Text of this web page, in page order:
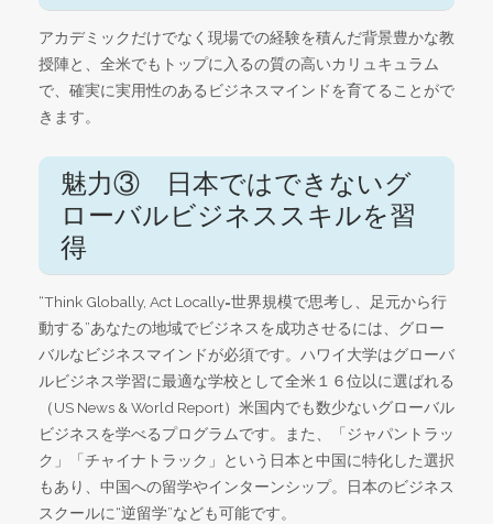
アカデミックだけでなく現場での経験を積んだ背景豊かな教
授陣と、全米でもトップに入るの質の高いカリュキュラム
で、確実に実用性のあるビジネスマインドを育てることがで
きます。
魅力③ 日本ではできないグ
ローバルビジネススキルを習
得
“Think Globally, Act Locally=世界規模で思考し、足元から行
動する”あなたの地域でビジネスを成功させるには、グロー
バルなビジネスマインドが必須です。ハワイ大学はグローバ
ルビジネス学習に最適な学校として全米１６位以に選ばれる
（US News & World Report）米国内でも数少ないグローバル
ビジネスを学べるプログラムです。また、「ジャパントラッ
ク」「チャイナトラック」という日本と中国に特化した選択
もあり、中国への留学やインターンシップ。日本のビジネス
スクールに“逆留学”なども可能です。